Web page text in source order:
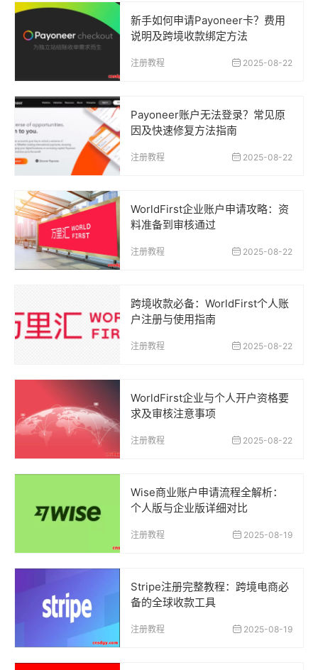
新手如何申请Payoneer卡？费用
说明及跨境收款绑定方法
注册教程 2025-08-22
Payoneer账户无法登录？常见原
因及快速修复方法指南
注册教程 2025-08-22
WorldFirst企业账户申请攻略：资
料准备到审核通过
注册教程 2025-08-22
跨境收款必备：WorldFirst个人账
户注册与使用指南
注册教程 2025-08-22
WorldFirst企业与个人开户资格要
求及审核注意事项
注册教程 2025-08-22
Wise商业账户申请流程全解析：
个人版与企业版详细对比
注册教程 2025-08-19
Stripe注册完整教程：跨境电商必
备的全球收款工具
注册教程 2025-08-19